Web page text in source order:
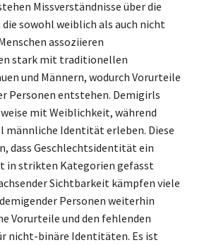
Missverständnisse über die
sowohl weiblich als auch nicht
assoziieren
stark mit traditionellen
und Männern, wodurch Vorurteile
Personen entstehen. Demigirls
mit Weiblichkeit, während
männliche Identität erleben. Diese
dass Geschlechtsidentität ein
in strikten Kategorien gefasst
Sichtbarkeit kämpfen viele
Personen weiterhin
Vorurteile und den fehlenden
nicht-binäre Identitäten. Es ist